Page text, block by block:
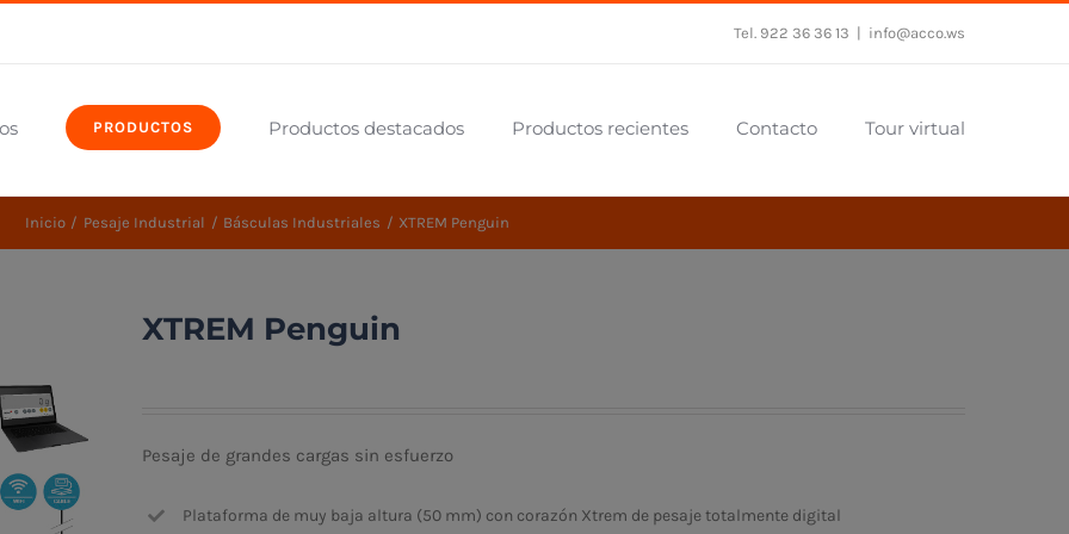
Tel. 922 36 36 13 info@acco.ws
PRODUCTOS Productos destacados Productos recientes Contacto Tour virtual
Inicio Pesaje Industrial Básculas Industriales XTREM Penguin
XTREM Penguin
Pesaje de grandes cargas sin esfuerzo
Plataforma de muy baja altura (50 mm) con corazón Xtrem de pesaje totalmente digital